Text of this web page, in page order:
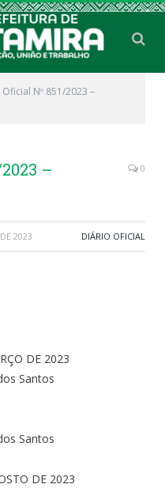
Nº 851/2023 –
–
0
2023 DIÁRIO OFICIAL
DE 2023
Santos
Santos
DE 2023